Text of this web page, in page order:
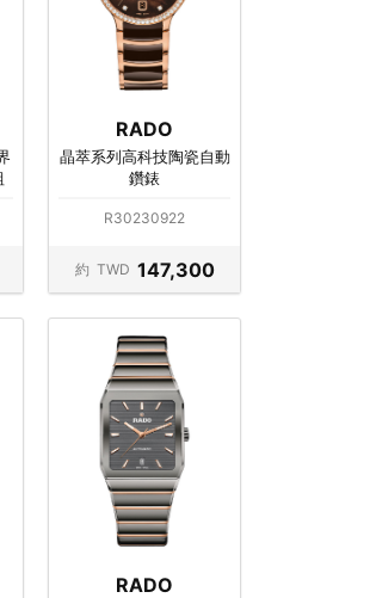
RADO
晶萃系列高科技陶瓷自動
鑽錶
R30230922
約 TWD 147,300
RADO